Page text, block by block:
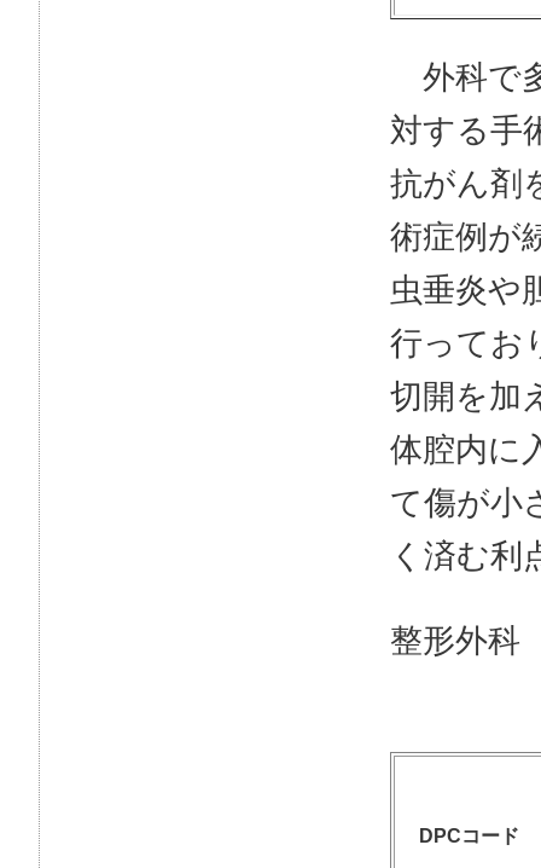
外科で
対する手
抗がん剤
術症例が
虫垂炎や
行ってお
切開を加
体腔内に
て傷が小
く済む利
整形外科
DPCコード